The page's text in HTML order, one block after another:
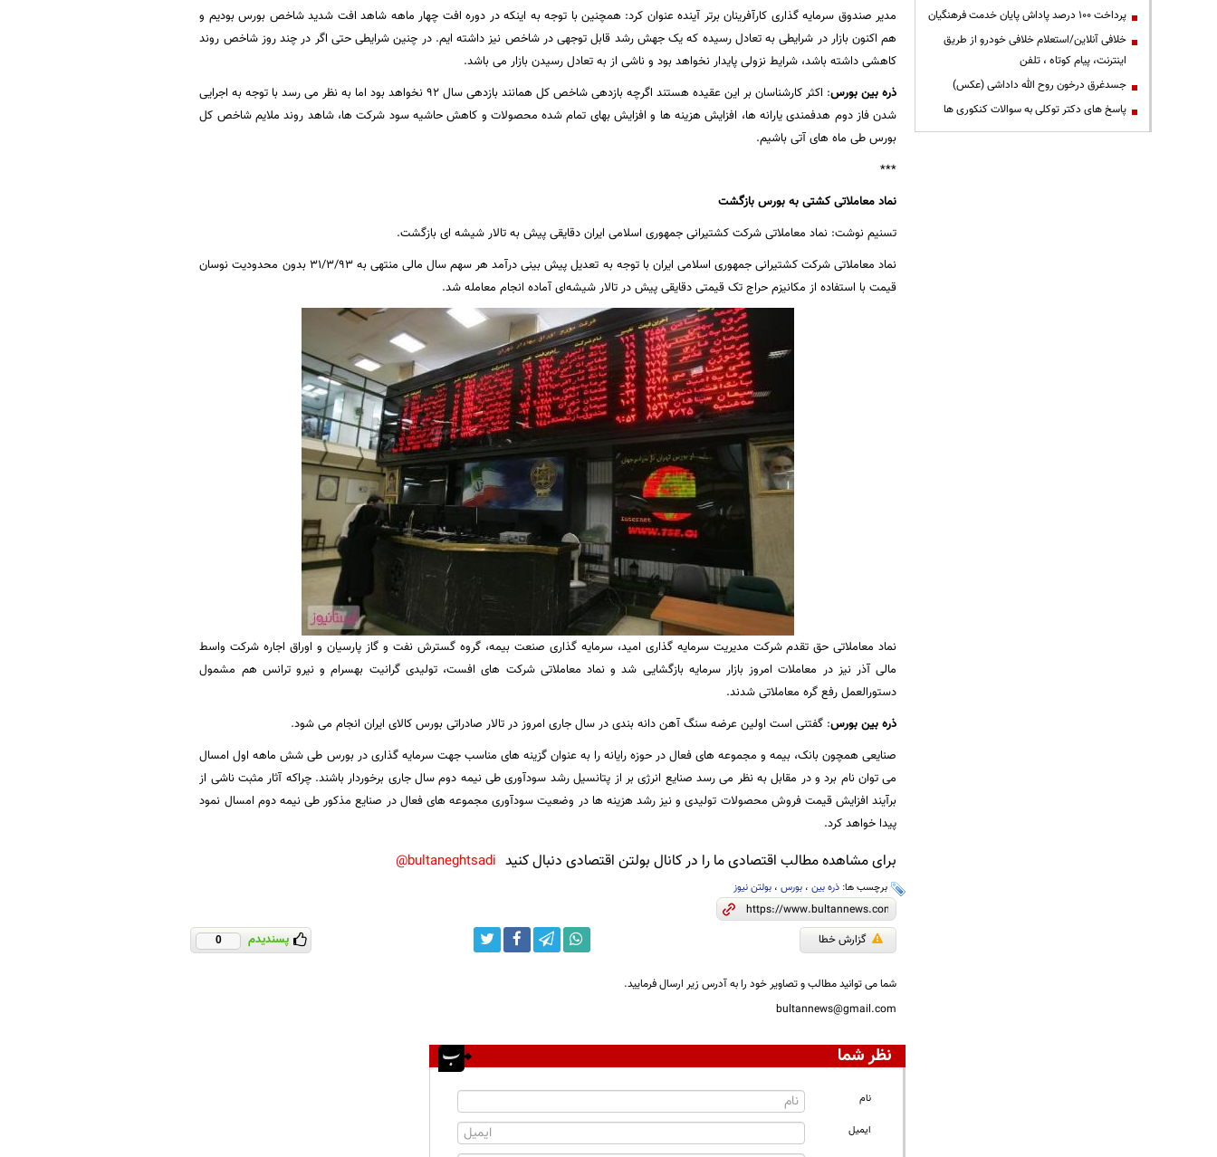
مدیر صندوق سرمایه گذاری کارآفرینان برتر آینده عنوان کرد: همچنین با توجه به اینکه در دوره افت چهار ماهه شاهد افت شدید شاخص بورس بودیم و
هم اکنون بازار در شرایطی به تعادل رسیده که یک جهش رشد قابل توجهی در شاخص نیز داشته ایم. در چنین شرایطی حتی اگر در چند روز شاخص روند
کاهشی داشته باشد، شرایط نزولی پایدار نخواهد بود و ناشی از به تعادل رسیدن بازار می باشد.
ذره بین بورس:
اکثر کارشناسان بر این عقیده هستند اگرچه بازدهی شاخص کل همانند بازدهی سال 92 نخواهد بود اما به نظر می رسد با توجه به اجرایی
شدن فاز دوم هدفمندی یارانه ها، افزایش هزینه ها و افزایش بهای تمام شده محصولات و کاهش حاشیه سود شرکت ها، شاهد روند ملایم شاخص کل
بورس طی ماه های آتی باشیم.
***
نماد معاملاتی کشتی به بورس بازگشت
تسنیم نوشت: نماد معاملاتی شرکت کشتیرانی جمهوری اسلامی ایران دقایقی پیش به تالار شیشه ای بازگشت.
نماد معاملاتی شرکت کشتیرانی جمهوری اسلامی ایران با توجه به تعدیل پیش بینی درآمد هر سهم سال مالی منتهی به 31/3/93 بدون محدودیت نوسان
قیمت با استفاده از مکانیزم حراج تک قیمتی دقایقی پیش در تالار شیشه‌ای آماده انجام معامله شد.
نماد معاملاتی حق تقدم شرکت مدیریت سرمایه گذاری امید، سرمایه گذاری صنعت بیمه، گروه گسترش نفت و گاز پارسیان و اوراق اجاره شرکت واسط
مالی آذر نیز در معاملات امروز بازار سرمایه بازگشایی شد و نماد معاملاتی شرکت های افست، تولیدی گرانیت بهسرام و نیرو ترانس هم مشمول
دستورالعمل رفع گره معاملاتی شدند.
ذره بین بورس: گفتنی است اولین عرضه سنگ آهن دانه بندی در سال جاری امروز در تالار صادراتی بورس کالای ایران انجام می شود.
صنایعی همچون بانک، بیمه و مجموعه های فعال در حوزه رایانه را به عنوان گزینه های مناسب جهت سرمایه گذاری در بورس طی شش ماهه اول امسال
می توان نام برد و در مقابل به نظر می رسد صنایع انرژی بر از پتانسیل رشد سودآوری طی نیمه دوم سال جاری برخوردار باشند. چراکه آثار مثبت ناشی از
برآیند افزایش قیمت فروش محصولات تولیدی و نیز رشد هزینه ها در وضعیت سودآوری مجموعه های فعال در صنایع مذکور طی نیمه دوم امسال نمود
پیدا خواهد کرد.
برای مشاهده مطالب اقتصادی ما را در کانال بولتن اقتصادی دنبال کنید bultaneghtsadi@
برچسب ها: ذره بین، بورس، بولتن نیوز
گزارش خطا پسندیدم 0
شما می توانید مطالب و تصاویر خود را به آدرس زیر ارسال فرمایید.
bultannews@gmail.com
نظر شما
نام
ایمیل
پرداخت ۱۰۰ درصد پاداش پایان خدمت فرهنگیان
خلافی آنلاین/استعلام خلافی خودرو از طریق
اینترنت، پیام کوتاه ، تلفن
جسدغرق درخون روح الله داداشی (عکس)
پاسخ های دکتر توکلی به سوالات کنکوری ها